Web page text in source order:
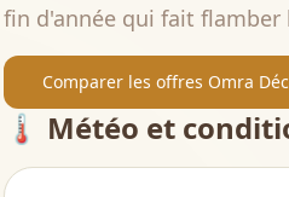
fin d'année qui fait flamber
Comparer les offres Omra
🌡️ Météo et